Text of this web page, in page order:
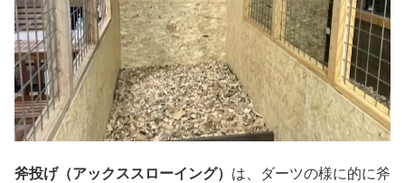
斧投げ（アックススローイング） は、ダーツの様に的に斧